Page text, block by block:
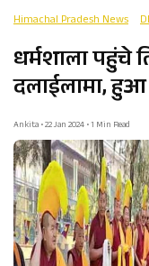
Himachal Pradesh News
धर्मशाला पहुंचे
दलाईलामा, हुआ
Ankita • 22 Jan 2024 • 1 Min Read